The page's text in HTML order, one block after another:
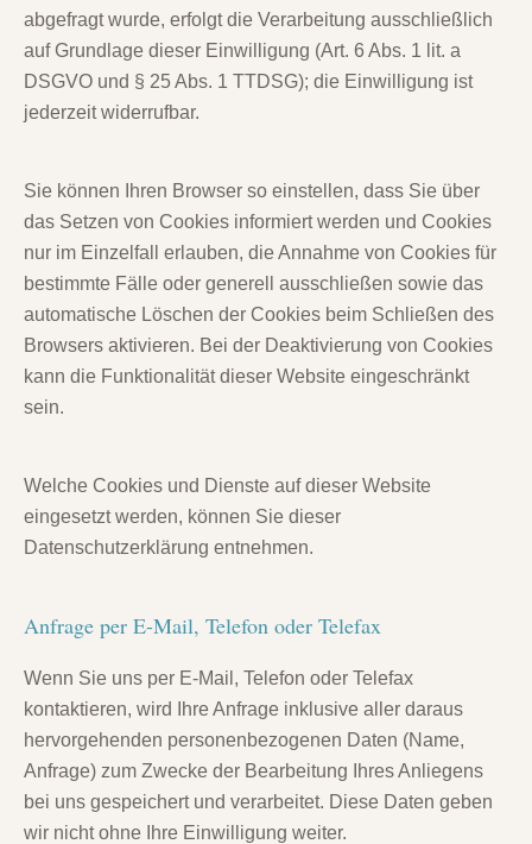
abgefragt wurde, erfolgt die Verarbeitung ausschließlich
auf Grundlage dieser Einwilligung (Art. 6 Abs. 1 lit. a
DSGVO und § 25 Abs. 1 TTDSG); die Einwilligung ist
jederzeit widerrufbar.
Sie können Ihren Browser so einstellen, dass Sie über
das Setzen von Cookies informiert werden und Cookies
nur im Einzelfall erlauben, die Annahme von Cookies für
bestimmte Fälle oder generell ausschließen sowie das
automatische Löschen der Cookies beim Schließen des
Browsers aktivieren. Bei der Deaktivierung von Cookies
kann die Funktionalität dieser Website eingeschränkt
sein.
Welche Cookies und Dienste auf dieser Website
eingesetzt werden, können Sie dieser
Datenschutzerklärung entnehmen.
Anfrage per E-Mail, Telefon oder Telefax
Wenn Sie uns per E-Mail, Telefon oder Telefax
kontaktieren, wird Ihre Anfrage inklusive aller daraus
hervorgehenden personenbezogenen Daten (Name,
Anfrage) zum Zwecke der Bearbeitung Ihres Anliegens
bei uns gespeichert und verarbeitet. Diese Daten geben
wir nicht ohne Ihre Einwilligung weiter.